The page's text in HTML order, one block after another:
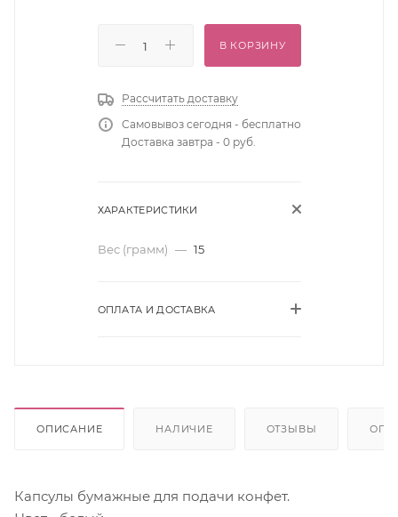
В КОРЗИНУ
Рассчитать доставку
Самовывоз сегодня - бесплатно
Доставка завтра - 0 руб.
ХАРАКТЕРИСТИКИ
Вес (грамм) — 15
ОПЛАТА И ДОСТАВКА
ОПИСАНИЕ НАЛИЧИЕ ОТЗЫВЫ
Капсулы бумажные для подачи конфет.